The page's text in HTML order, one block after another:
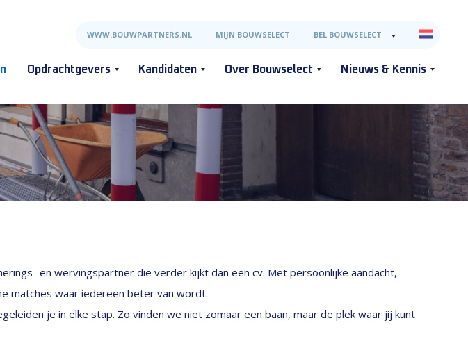
WWW.BOUWPARTNERS.NL MIJN BOUWSELECT BEL BOUWSELECT
Opdrachtgevers Kandidaten Over Bouwselect Nieuws & Kennis
en wervingspartner die verder kijkt dan een cv. Met persoonlijke aandacht,
matches waar iedereen beter van wordt.
je in elke stap. Zo vinden we niet zomaar een baan, maar de plek waar jij kunt